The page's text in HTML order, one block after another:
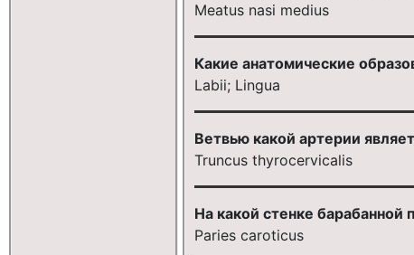
Meatus nasi medius
Какие анатомические
Labii; Lingua
Ветвью какой артерии
Truncus thyrocervicalis
На какой стенке
Paries caroticus